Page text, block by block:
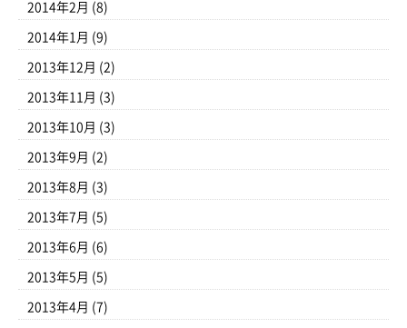
2014年2月 (8)
2014年1月 (9)
2013年12月 (2)
2013年11月 (3)
2013年10月 (3)
2013年9月 (2)
2013年8月 (3)
2013年7月 (5)
2013年6月 (6)
2013年5月 (5)
2013年4月 (7)